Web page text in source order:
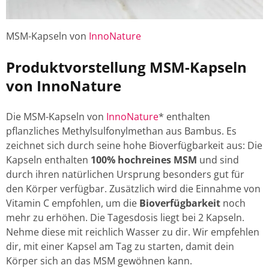
MSM-Kapseln von InnoNature
Produktvorstellung MSM-Kapseln
von InnoNature
Die MSM-Kapseln von InnoNature* enthalten
pflanzliches Methylsulfonylmethan aus Bambus. Es
zeichnet sich durch seine hohe Bioverfügbarkeit aus: Die
Kapseln enthalten 100% hochreines MSM und sind
durch ihren natürlichen Ursprung besonders gut für
den Körper verfügbar. Zusätzlich wird die Einnahme von
Vitamin C empfohlen, um die Bioverfügbarkeit noch
mehr zu erhöhen. Die Tagesdosis liegt bei 2 Kapseln.
Nehme diese mit reichlich Wasser zu dir. Wir empfehlen
dir, mit einer Kapsel am Tag zu starten, damit dein
Körper sich an das MSM gewöhnen kann.